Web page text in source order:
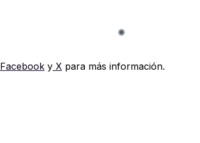
FacebookyX para más información.